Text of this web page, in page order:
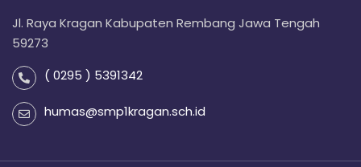
Jl. Raya Kragan Kabupaten Rembang Jawa Tengah
59273
( 0295 ) 5391342
humas@smp1kragan.sch.id